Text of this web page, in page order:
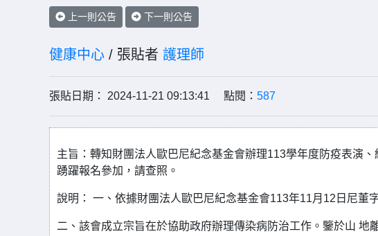
上一則公告 下一則公告
健康中心 / 張貼者 護理師
張貼日期： 2024-11-21 09:13:41 點閱： 587
主旨：轉知財團法人歐巴尼紀念基金會辦理113學年度防疫表演
踴躍報名參加，請查照。
說明： 一、依據財團法人歐巴尼紀念基金會113年11月12日尼董
二、該會成立宗旨在於協助政府辦理傳染病防治工作。鑒於山